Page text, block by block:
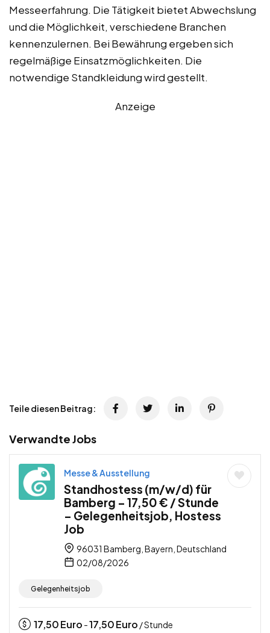
Messeerfahrung. Die Tätigkeit bietet Abwechslung
und die Möglichkeit, verschiedene Branchen
kennenzulernen. Bei Bewährung ergeben sich
regelmäßige Einsatzmöglichkeiten. Die
notwendige Standkleidung wird gestellt.
Anzeige
Teile diesen Beitrag:
Verwandte Jobs
Messe & Ausstellung
Standhostess (m/w/d) für
Bamberg – 17,50 € / Stunde
– Gelegenheitsjob, Hostess
Job
96031 Bamberg, Bayern, Deutschland
02/08/2026
Gelegenheitsjob
17,50Euro -17,50Euro / Stunde